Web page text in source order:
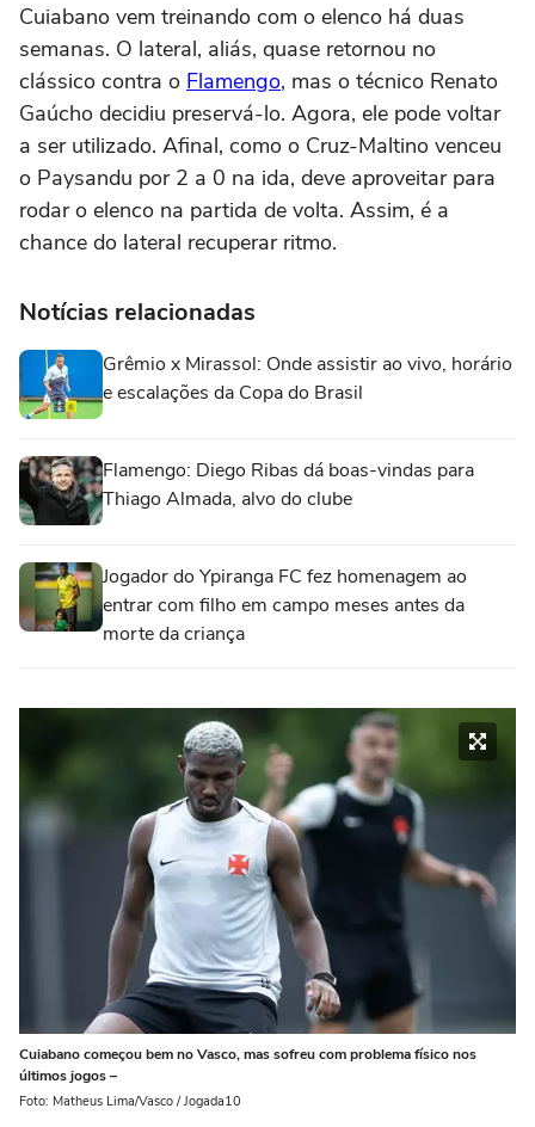
Cuiabano vem treinando com o elenco há duas
semanas. O lateral, aliás, quase retornou no
clássico contra o Flamengo, mas o técnico Renato
Gaúcho decidiu preservá-lo. Agora, ele pode voltar
a ser utilizado. Afinal, como o Cruz-Maltino venceu
o Paysandu por 2 a 0 na ida, deve aproveitar para
rodar o elenco na partida de volta. Assim, é a
chance do lateral recuperar ritmo.
Notícias relacionadas
Grêmio x Mirassol: Onde assistir ao vivo, horário
e escalações da Copa do Brasil
Flamengo: Diego Ribas dá boas-vindas para
Thiago Almada, alvo do clube
Jogador do Ypiranga FC fez homenagem ao
entrar com filho em campo meses antes da
morte da criança
Cuiabano começou bem no Vasco, mas sofreu com problema físico nos
últimos jogos –
Foto: Matheus Lima/Vasco / Jogada10